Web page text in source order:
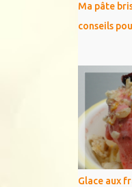
Ma pâte
conseils
Glace aux